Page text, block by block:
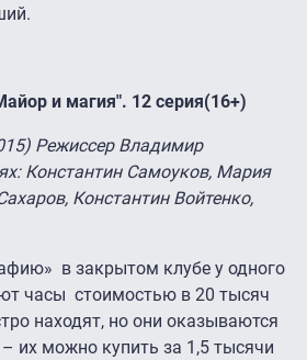
и магия". 12 серия(16+)
Режиссер Владимир
Константин Самоуков, Мария
Константин Войтенко,
в закрытом клубе у одного
часы стоимостью в 20 тысяч
находят, но они оказываются
их можно купить за 1,5 тысячи